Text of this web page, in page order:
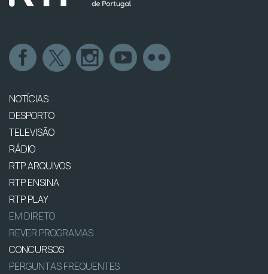
NOTÍCIAS
DESPORTO
TELEVISÃO
RÁDIO
RTP ARQUIVOS
RTP ENSINA
RTP PLAY
EM DIRETO
REVER PROGRAMAS
CONCURSOS
PERGUNTAS FREQUENTES